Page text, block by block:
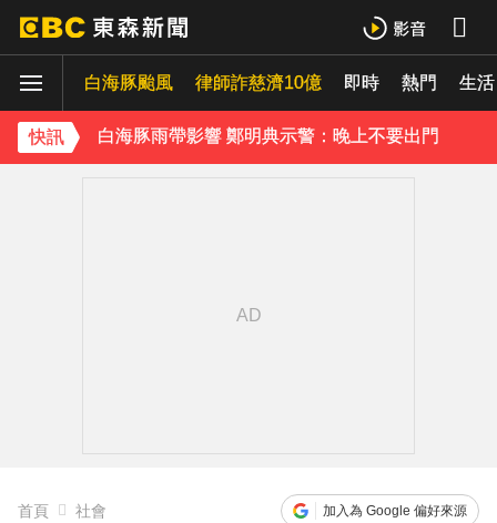
白海豚颱風 律師詐慈濟10億 即時 熱門 生活
快訊
下載東森App，隨時掌握天下大小事！
白海豚雨帶影響 鄭明典示警：晚上不要出門
首頁 社會 加入為 Google 偏好來源